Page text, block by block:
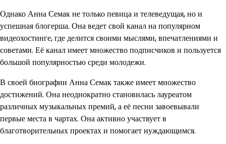
Однако Анна Семак не только певица и телеведущая, но и
успешная блогерша. Она ведет свой канал на популярном
видеохостинге, где делится своими мыслями, впечатлениями и
советами. Её канал имеет множество подписчиков и пользуется
большой популярностью среди молодежи.
В своей биографии Анна Семак также имеет множество
достижений. Она неоднократно становилась лауреатом
различных музыкальных премий, а её песни завоевывали
первые места в чартах. Она активно участвует в
благотворительных проектах и помогает нуждающимся.